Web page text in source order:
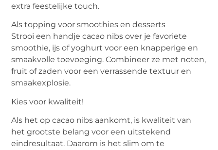
extra feestelijke touch.
Als topping voor smoothies en desserts
Strooi een handje cacao nibs over je favoriete
smoothie, ijs of yoghurt voor een knapperige en
smaakvolle toevoeging. Combineer ze met noten,
fruit of zaden voor een verrassende textuur en
smaakexplosie.
Kies voor kwaliteit!
Als het op cacao nibs aankomt, is kwaliteit van
het grootste belang voor een uitstekend
eindresultaat. Daarom is het slim om te